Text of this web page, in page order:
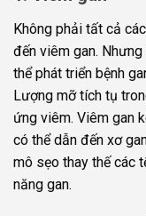
Không phải tất cả
đến viêm gan.
thể phát triển bệnh
Lượng mỡ tích tụ
ứng viêm. Viêm gan
có thể dẫn đến xơ
mô sẹo thay thế các
năng gan.